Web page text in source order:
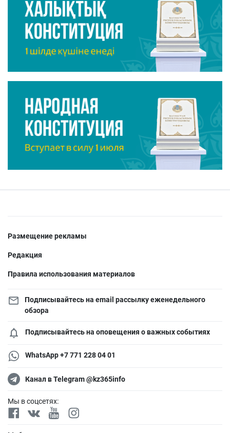
Размещение рекламы
Редакция
Правила использования материалов
Подписывайтесь на email рассылку еженедельного
обзора
Подписывайтесь на оповещения о важных событиях
WhatsApp +7 771 228 04 01
Канал в Telegram @kz365info
Мы в соцсетях: